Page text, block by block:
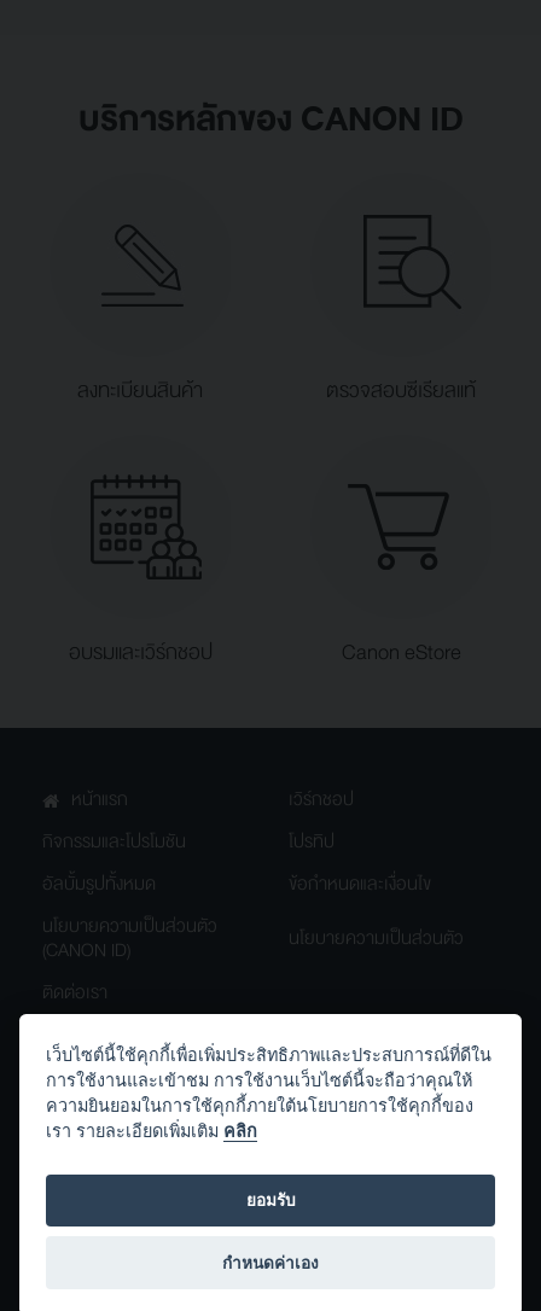
บริการหลักของ CANON ID
ลงทะเบียนสินค้า ตรวจสอบซีเรียลแท้
อบรมและเวิร์กชอป Canon eStore
หน้าแรก
เวิร์กชอป
กิจกรรมและโปรโมชัน
โปรทิป
อัลบั้มรูปทั้งหมด
ข้อกำหนดและเงื่อนไข
นโยบายความเป็นส่วนตัว
(CANON ID)
นโยบายความเป็นส่วนตัว
ติดต่อเรา
th.canon Canon.Thailand
Canon_Thailand
เว็บไซต์นี้ใช้คุกกี้เพื่อเพิ่มประสิทธิภาพและประสบการณ์ที่ดีใน
การใช้งานและเข้าชม การใช้งานเว็บไซต์นี้จะถือว่าคุณให้
ความยินยอมในการใช้คุกกี้ภายใต้นโยบายการใช้คุกกี้ของ
เรา รายละเอียดเพิ่มเติม คลิก
ยอมรับ
กำหนดค่าเอง